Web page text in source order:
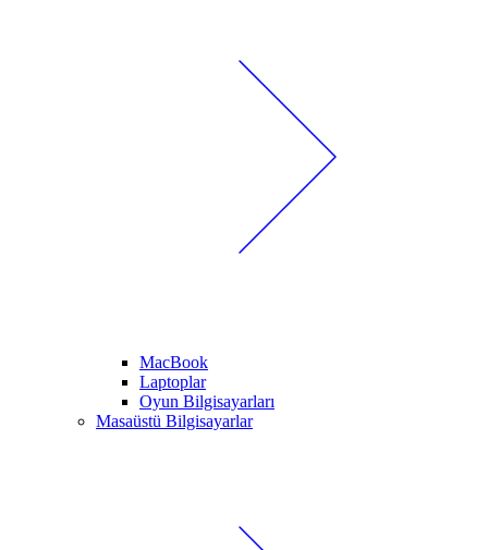
MacBook
Laptoplar
Oyun Bilgisayarları
Masaüstü Bilgisayarlar